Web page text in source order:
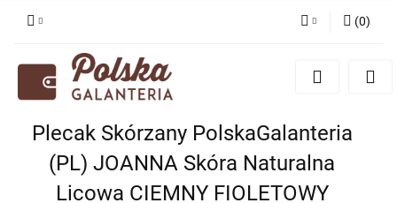
Zaloguj się
(0)
Plecak Skórzany PolskaGalanteria
(PL) JOANNA Skóra Naturalna
Licowa CIEMNY FIOLETOWY